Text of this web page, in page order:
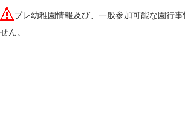
プレ幼稚園情報及び、一般参加可能な園行
せん。